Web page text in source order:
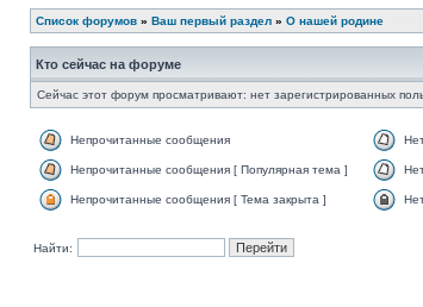
Список форумов » Ваш первый раздел » О нашей родине
Кто сейчас на форуме
Сейчас этот форум просматривают: нет зарегистрированных
Непрочитанные сообщения
Непрочитанные сообщения [ Популярная тема ]
Непрочитанные сообщения [ Тема закрыта ]
Найти: